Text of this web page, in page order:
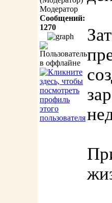
Модератор
Сообщений:
1270